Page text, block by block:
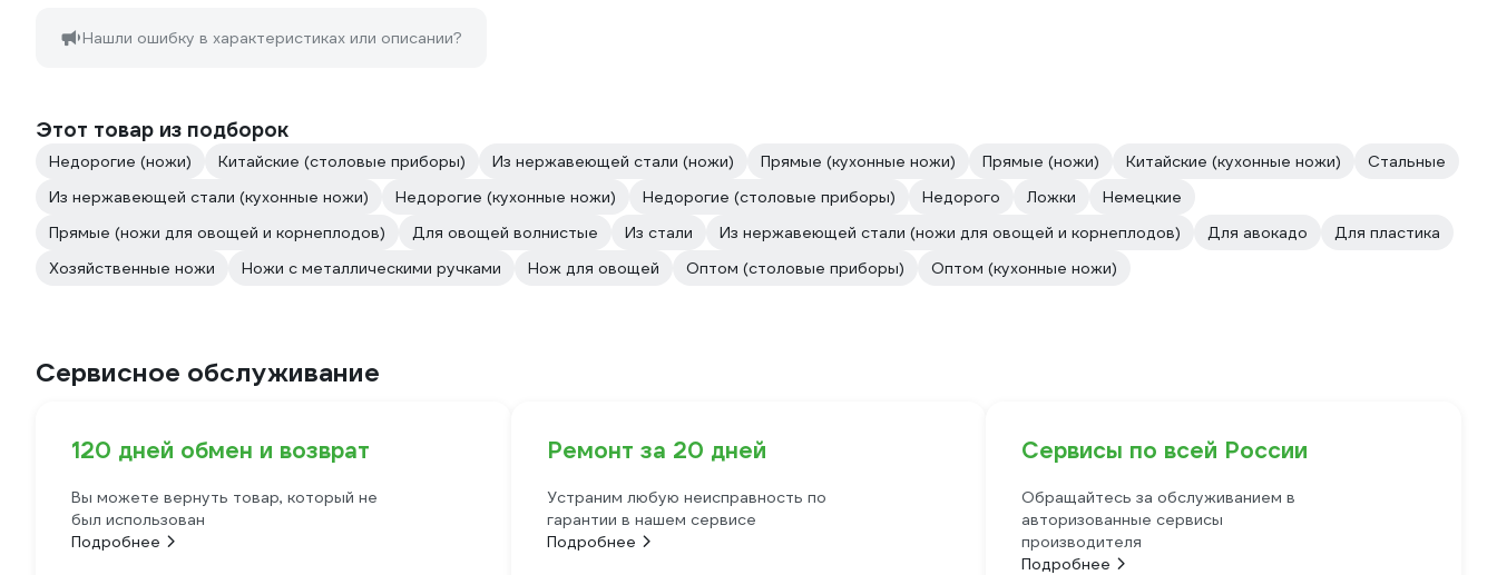
Нашли ошибку в характеристиках или описании?
Этот товар из подборок
Недорогие (ножи) Китайские (столовые приборы) Из нержавеющей стали (ножи) Прямые (кухонные ножи) Прямые (ножи) Китайские (кухонные ножи)
Стальные
Из нержавеющей стали (кухонные ножи)
Недорогие (кухонные ножи) Недорогие (столовые приборы) Недорого Ложки
Немецкие
Прямые (ножи для овощей и корнеплодов)
Для овощей волнистые Из стали Из нержавеющей стали (ножи для овощей и корнеплодов) Для авокадо
Для пластика
Хозяйственные ножи
Ножи с металлическими ручками Нож для овощей Оптом (столовые приборы) Оптом (кухонные ножи)
Сервисное обслуживание
120 дней обмен и возврат
Вы можете вернуть товар, который не
был использован
Подробнее
Ремонт за 20 дней
Устраним любую неисправность по
гарантии в нашем сервисе
Подробнее
Сервисы по всей России
Обращайтесь за обслуживанием в
авторизованные сервисы
производителя
Подробнее